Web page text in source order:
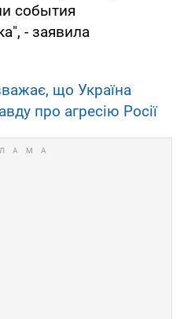
события
- заявила
що Україна
про агресію Росії